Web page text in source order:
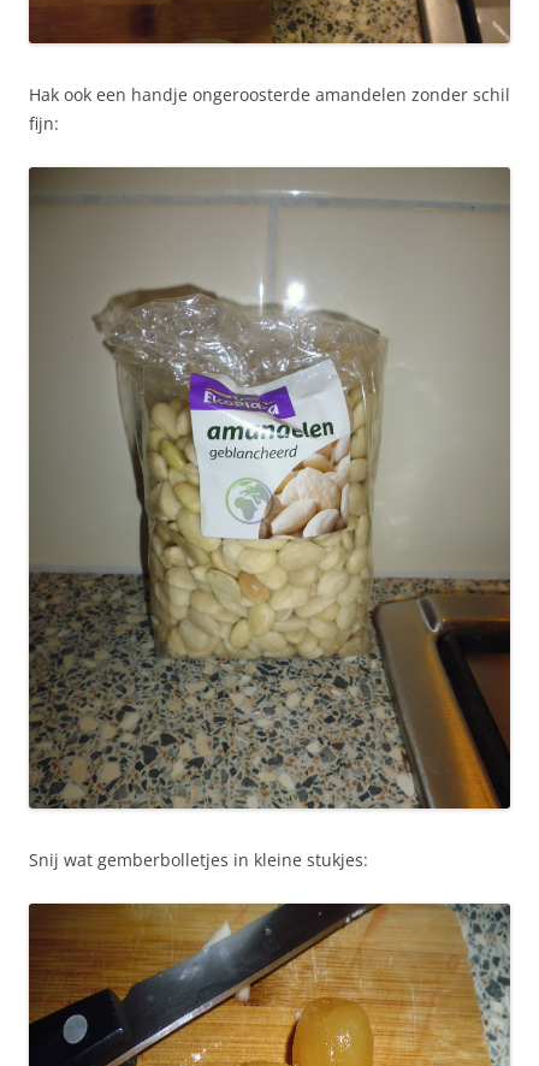
Hak ook een handje ongeroosterde amandelen zonder schil
fijn:
Snij wat gemberbolletjes in kleine stukjes: